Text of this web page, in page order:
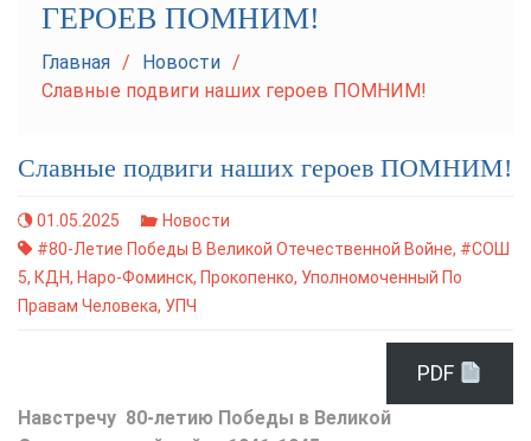
ГЕРОЕВ ПОМНИМ!
Главная
Новости
Славные подвиги наших героев ПОМНИМ!
Славные подвиги наших героев ПОМНИМ!
01.05.2025
Новости
#80-Летие Победы В Великой Отечественной Войне, #СОШ
5, КДН, Наро-Фоминск, Прокопенко, Уполномоченный По
Правам Человека, УПЧ
PDF
Навстречу 80-летию Победы в Великой